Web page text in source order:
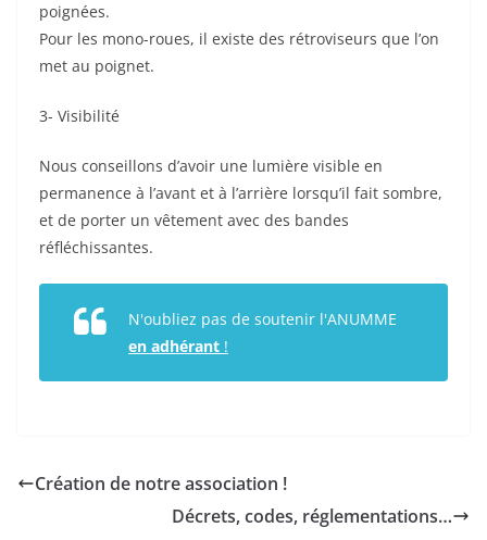
poignées.
Pour les mono-roues, il existe des rétroviseurs que l’on
met au poignet.
3- Visibilité
Nous conseillons d’avoir une lumière visible en
permanence à l’avant et à l’arrière lorsqu’il fait sombre,
et de porter un vêtement avec des bandes
réfléchissantes.
N'oubliez pas de soutenir l'ANUMME
en adhérant !
Création de notre association !
Décrets, codes, réglementations…